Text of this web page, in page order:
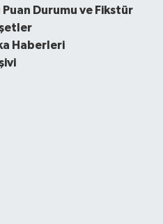
Puan Durumu ve Fikstür
Haberleri